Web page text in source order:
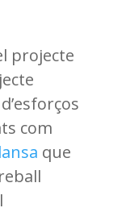
projecte
com
que